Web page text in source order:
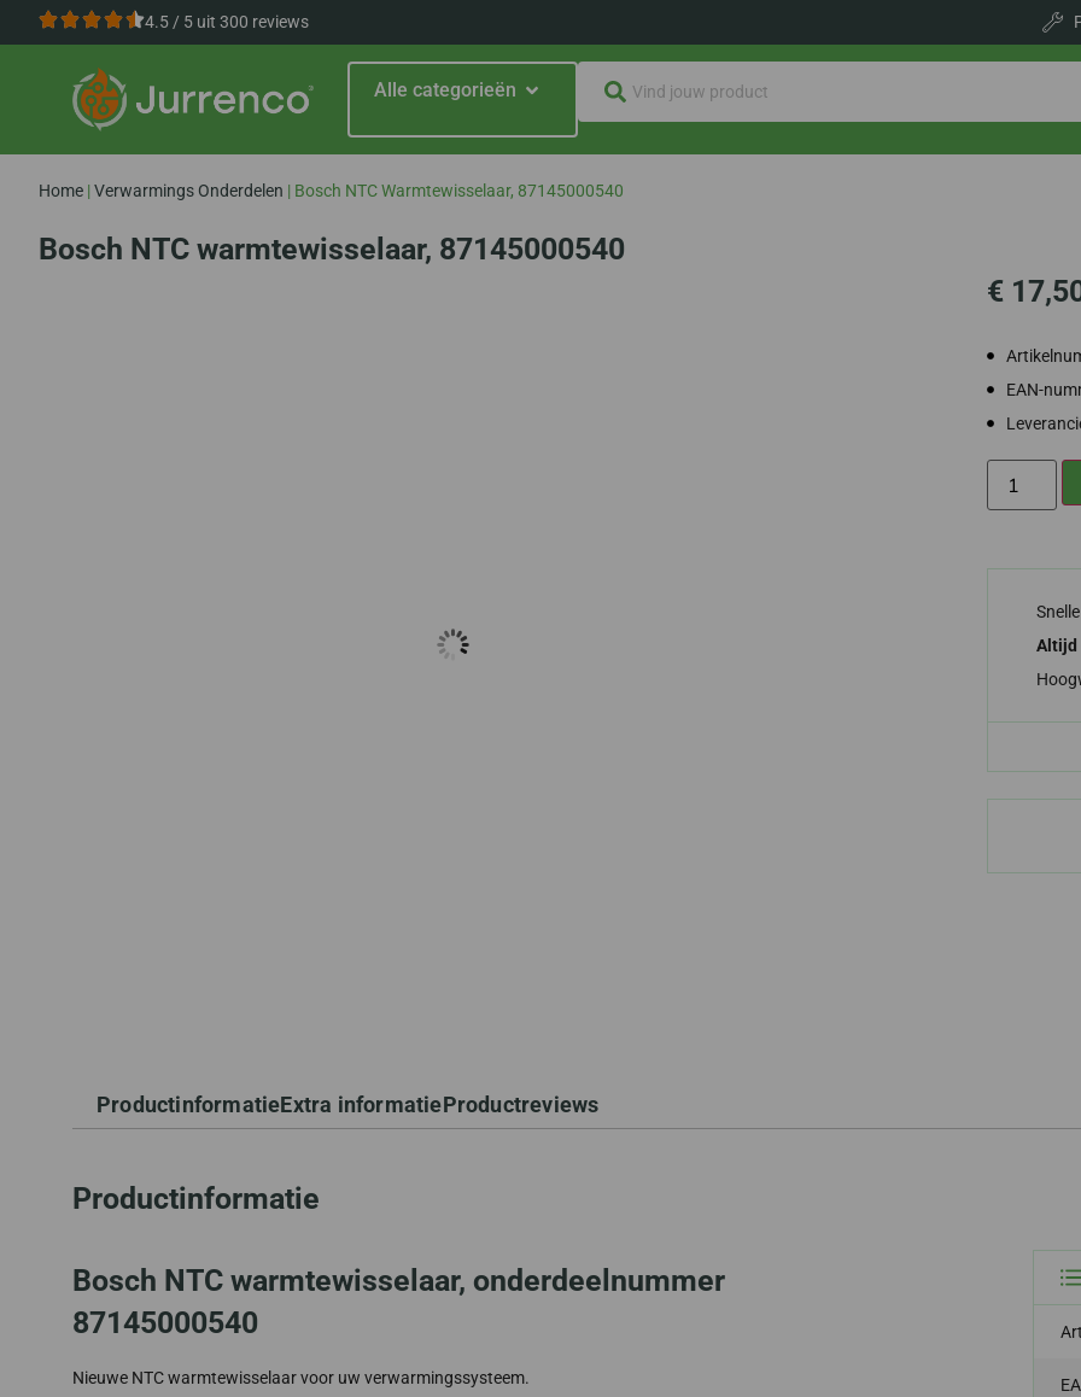
4.5 / 5 uit 300 reviews
Alle categorieën
Home | Verwarmings Onderdelen | Bosch NTC Warmtewisselaar, 87145000540
Bosch NTC warmtewisselaar, 87145000540
€
EAN-
Altijd
ProductinformatieExtra informatieProductreviews
Productinformatie
Bosch NTC warmtewisselaar, onderdeelnummer
87145000540
Nieuwe NTC warmtewisselaar voor uw verwarmingssysteem.